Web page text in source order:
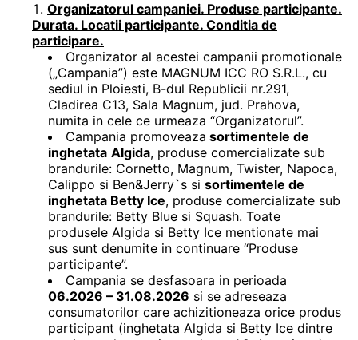
Organizatorul campaniei. Produse participante.
Durata. Locatii participante. Conditia de
participare.
Organizator al acestei campanii promotionale
(„Campania”) este MAGNUM ICC RO S.R.L., cu
sediul in Ploiesti, B-dul Republicii nr.291,
Cladirea C13, Sala Magnum, jud. Prahova,
numita in cele ce urmeaza “Organizatorul”.
Campania promoveaza sortimentele de
inghetata Algida, produse comercializate sub
brandurile: Cornetto, Magnum, Twister, Napoca,
Calippo si Ben&Jerry`s si sortimentele de
inghetata Betty Ice, produse comercializate sub
brandurile: Betty Blue si Squash. Toate
produsele Algida si Betty Ice mentionate mai
sus sunt denumite in continuare “Produse
participante”.
Campania se desfasoara in perioada
06.2026 – 31.08.2026 si se adreseaza
consumatorilor care achizitioneaza orice produs
participant (inghetata Algida si Betty Ice dintre